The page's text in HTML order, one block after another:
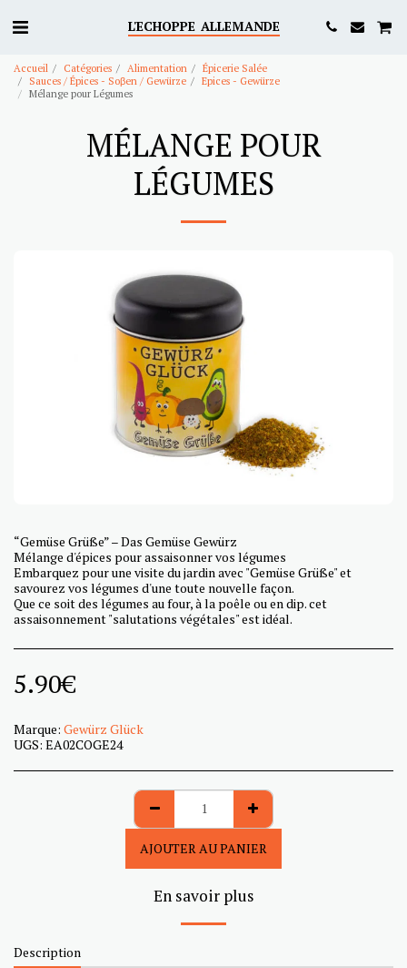
L'ECHOPPE ALLEMANDE
Accueil Catégories Alimentation
Épicerie Salée
Sauces / Épices - Soβen / Gewürze
Epices - Gewürze
Mélange pour Légumes
MÉLANGE POUR
LÉGUMES
“Gemüse Grüße” – Das Gemüse Gewürz
Mélange d'épices pour assaisonner vos légumes
Embarquez pour une visite du jardin avec "Gemüse Grüße" et
savourez vos légumes d'une toute nouvelle façon.
Que ce soit des légumes au four, à la poêle ou en dip. cet
assaisonnement "salutations végétales" est idéal.
5.90€
Marque: Gewürz Glück
UGS: EA02COGE24
AJOUTER AU PANIER
En savoir plus
Description